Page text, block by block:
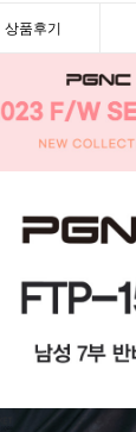
상품후기